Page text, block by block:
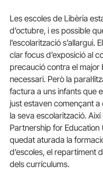
Les escoles de Libèria
d’octubre, i es possible
l’escolarització s’allargui.
clar focus d’exposició al
precaució contra el major
necessari. Però la
factura a uns infants que
just estaven començant
la seva escolarització.
Partnership for Education
quedat aturada la
d’escoles, el repartiment
dels currículums.